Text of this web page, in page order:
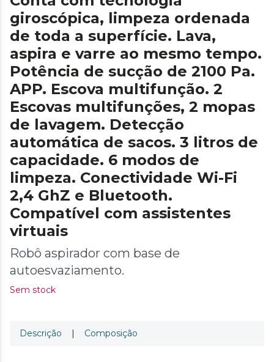
giroscópica, limpeza ordenada
de toda a superfície. Lava,
aspira e varre ao mesmo tempo.
Potência de sucção de 2100 Pa.
APP. Escova multifunção. 2
Escovas multifunções, 2 mopas
de lavagem. Detecção
automática de sacos. 3 litros de
capacidade. 6 modos de
limpeza. Conectividade Wi-Fi
2,4 GhZ e Bluetooth.
Compatível com assistentes
virtuais
Robô aspirador com base de
autoesvaziamento.
Sem stock
Descrição | Composição